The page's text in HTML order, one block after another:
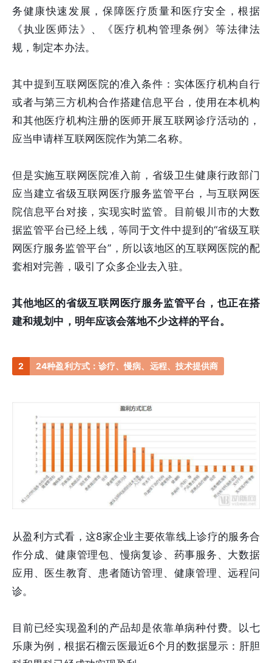
务健康快速发展，保障医疗质量和医疗安全，根据
《执业医师法》、《医疗机构管理条例》等法律法
规，制定本办法。
其中提到互联网医院的准入条件：实体医疗机构自行
或者与第三方机构合作搭建信息平台，使用在本机构
和其他医疗机构注册的医师开展互联网诊疗活动的，
应当申请样互联网医院作为第二名称。
但是实施互联网医院准入前，省级卫生健康行政部门
应当建立省级互联网医疗服务监管平台，与互联网医
院信息平台对接，实现实时监管。目前银川市的大数
据监管平台已经上线，等同于文件中提到的“省级互联
网医疗服务监管平台”，所以该地区的互联网医院的配
套相对完善，吸引了众多企业去入驻。
其他地区的省级互联网医疗服务监管平台，也正在搭
建和规划中，明年应该会落地不少这样的平台。
2 24种盈利方式：诊疗、慢病、远程、技术提供商
从盈利方式看，这8家企业主要依靠线上诊疗的服务合
作分成、健康管理包、慢病复诊、药事服务、大数据
应用、医生教育、患者随访管理、健康管理、远程问
诊。
目前已经实现盈利的产品却是依靠单病种付费。以七
乐康为例，根据石榴云医最近6个月的数据显示：肝胆